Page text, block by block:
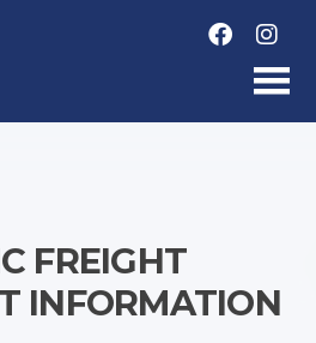
FREIGHT
INFORMATION